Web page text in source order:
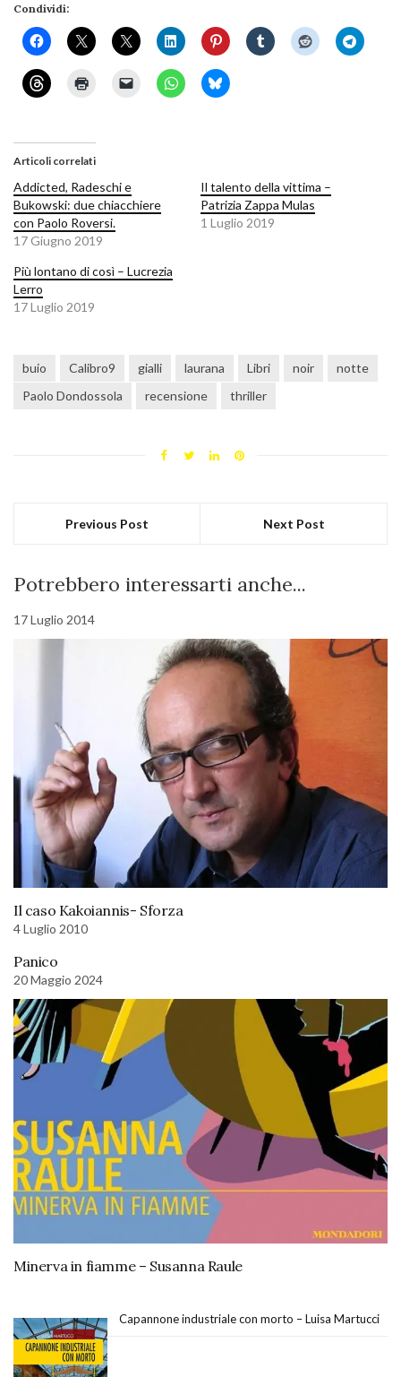
Condividi:
Articoli correlati
Addicted, Radeschi e
Bukowski: due chiacchiere
con Paolo Roversi.
17 Giugno 2019
Il talento della vittima –
Patrizia Zappa Mulas
1 Luglio 2019
Più lontano di così – Lucrezia
Lerro
17 Luglio 2019
buio Calibro9 gialli laurana Libri noir
notte
Paolo Dondossola
recensione thriller
Previous Post Next Post
Potrebbero interessarti anche...
17 Luglio 2014
Il caso Kakoiannis- Sforza
4 Luglio 2010
Panico
20 Maggio 2024
Minerva in fiamme – Susanna Raule
Capannone industriale con morto – Luisa Martucci